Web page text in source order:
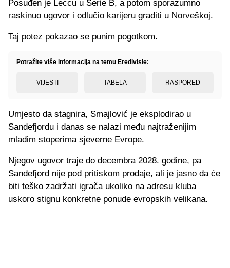
Posuđen je Leccu u Serie B, a potom sporazumno
raskinuo ugovor i odlučio karijeru graditi u Norveškoj.
Taj potez pokazao se punim pogotkom.
Potražite više informacija na temu Eredivisie:
VIJESTI TABELA RASPORED
Umjesto da stagnira, Smajlović je eksplodirao u
Sandefjordu i danas se nalazi među najtraženijim
mladim stoperima sjeverne Evrope.
Njegov ugovor traje do decembra 2028. godine, pa
Sandefjord nije pod pritiskom prodaje, ali je jasno da će
biti teško zadržati igrača ukoliko na adresu kluba
uskoro stignu konkretne ponude evropskih velikana.